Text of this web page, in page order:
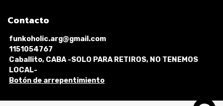
Contacto
funkoholic.arg@gmail.com
1151054767
Caballito, CABA -SOLO PARA RETIROS, NO TENEMOS
LOCAL-
Botón de arrepentimiento